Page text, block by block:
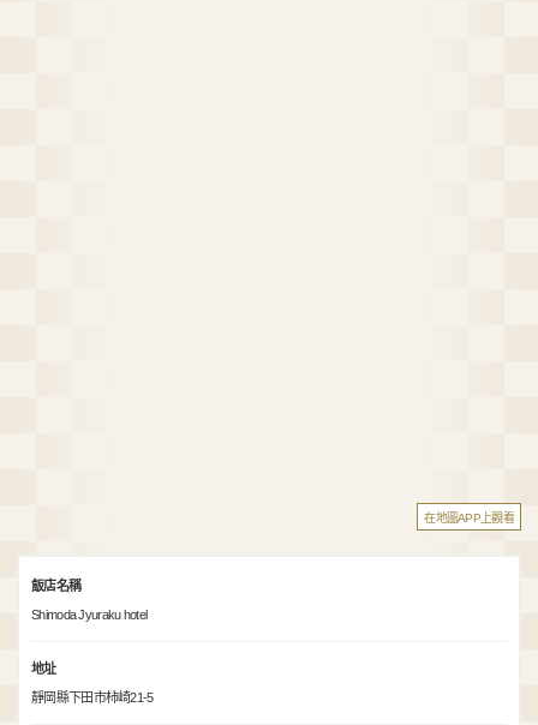
在地圖APP上觀看
飯店名稱
Shimoda Jyuraku hotel
地址
靜岡縣下田市柿崎21-5